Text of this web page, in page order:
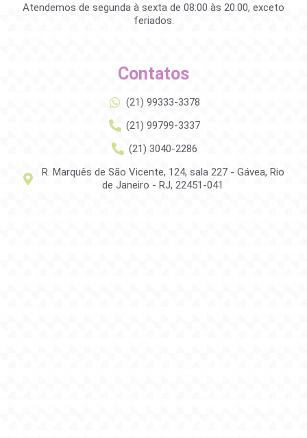
Atendemos de segunda à sexta de 08:00 às 20:00, exceto
feriados.
Contatos
(21) 99333-3378
(21) 99799-3337
(21) 3040-2286
R. Marquês de São Vicente, 124, sala 227 - Gávea, Rio
de Janeiro - RJ, 22451-041